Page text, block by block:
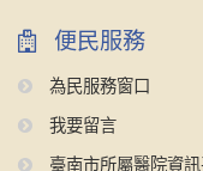
便民服務
為民服務窗口
我要留言
臺南市所屬醫院資